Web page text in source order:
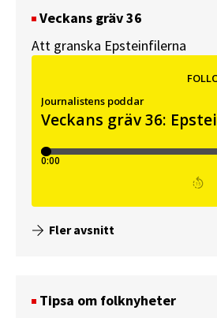
Veckans gräv 36
Att granska Epsteinfilerna
Fler avsnitt
Tipsa om folknyheter